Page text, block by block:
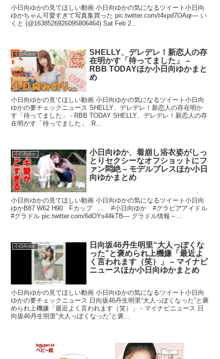
小日向ゆかの見てほしい動画 小日向ゆかの気になるツイート小日向
ゆかちゃん可愛すぎて写真集買った pic.twitter.com/t4xpd7OAqr— い
くと (@1638526926095806464) Sat Feb 2...
小日向ゆか
SHELLY、デレデレ！新恋人の存
在明かす「待ってました」 –
RBB TODAYほか小日向ゆかまと
め
小日向ゆかの見てほしい動画 小日向ゆかの気になるツイート小日向
ゆかの要チェックニュース SHELLY、デレデレ！新恋人の存在明か
す「待ってました」 - RBB TODAY SHELLY、デレデレ！新恋人の存
在明かす「待ってました」 R...
小日向ゆか
小日向ゆか、着崩し浴衣姿がしっ
とりセクシーなオフショットにフ
ァン悶絶 – モデルプレスほか小日
向ゆかまとめ
小日向ゆかの見てほしい動画 小日向ゆかの気になるツイート小日向
ゆかB87 W62 H90 Fカップ ... #小日向ゆか #グラビアアイドル
#グラドル pic.twitter.com/6dOYs44kTB— グラドル情報～...
小日向ゆか
日向坂46丹生明里“大人っぽくな
った”と褒められ上機嫌「最近よ
く言われます（笑）」 – マイナビ
ニュースほか小日向ゆかまとめ
小日向ゆかの見てほしい動画 小日向ゆかの気になるツイート小日向
ゆかの要チェックニュース 日向坂46丹生明里“大人っぽくなった”と褒
められ上機嫌「最近よく言われます（笑）」 - マイナビニュース 日
向坂46丹生明里“大人っぽくなった”と褒...